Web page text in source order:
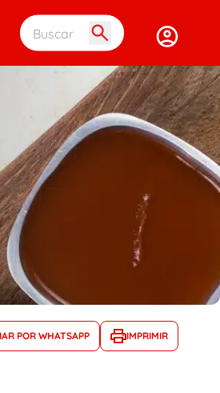
Buscar
POR WHATSAPP IMPRIMIR